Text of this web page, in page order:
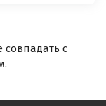
совпадать с